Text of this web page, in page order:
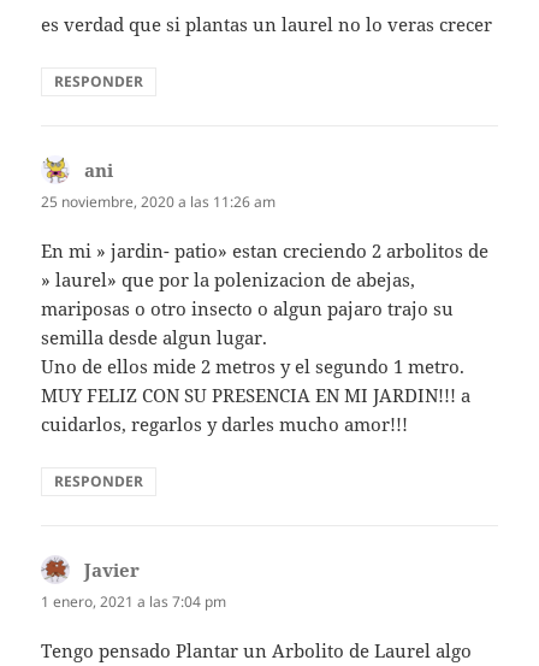
es verdad que si plantas un laurel no lo veras crecer
RESPONDER
ani
25 noviembre, 2020 a las 11:26 am
En mi » jardin- patio» estan creciendo 2 arbolitos de
» laurel» que por la polenizacion de abejas,
mariposas o otro insecto o algun pajaro trajo su
semilla desde algun lugar.
Uno de ellos mide 2 metros y el segundo 1 metro.
MUY FELIZ CON SU PRESENCIA EN MI JARDIN!!! a
cuidarlos, regarlos y darles mucho amor!!!
RESPONDER
Javier
1 enero, 2021 a las 7:04 pm
Tengo pensado Plantar un Arbolito de Laurel algo